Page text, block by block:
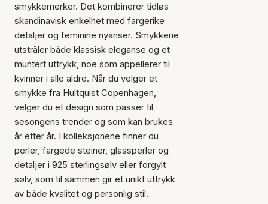
smykkemerker. Det kombinerer tidløs
skandinavisk enkelhet med fargerike
detaljer og feminine nyanser. Smykkene
utstråler både klassisk eleganse og et
muntert uttrykk, noe som appellerer til
kvinner i alle aldre. Når du velger et
smykke fra Hultquist Copenhagen,
velger du et design som passer til
sesongens trender og som kan brukes
år etter år. I kolleksjonene finner du
perler, fargede steiner, glassperler og
detaljer i 925 sterlingsølv eller forgylt
sølv, som til sammen gir et unikt uttrykk
av både kvalitet og personlig stil.